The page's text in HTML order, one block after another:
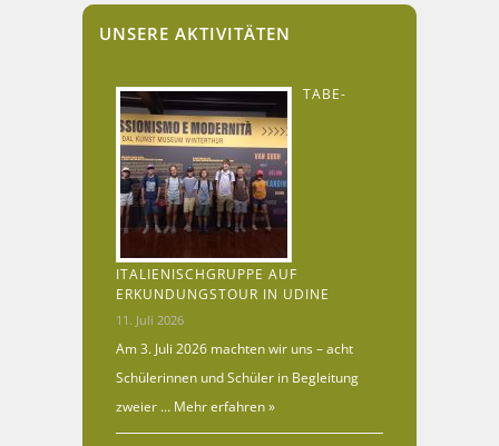
UNSERE AKTIVITÄTEN
TABE-
ITALIENISCHGRUPPE AUF
ERKUNDUNGSTOUR IN UDINE
11. Juli 2026
Am 3. Juli 2026 machten wir uns – acht
Schülerinnen und Schüler in Begleitung
zweier … Mehr erfahren »